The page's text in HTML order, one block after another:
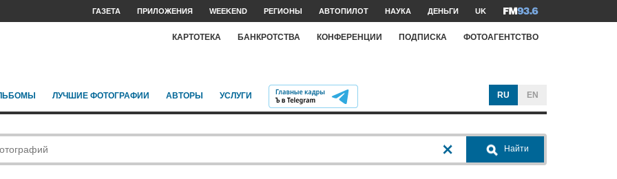
ГАЗЕТА ПРИЛОЖЕНИЯ WEEKEND РЕГИОНЫ АВТОПИЛОТ НАУКА ДЕНЬГИ UK
КАРТОТЕКА БАНКРОТСТВА КОНФЕРЕНЦИИ ПОДПИСКА ФОТОАГЕНТСТВО
ЛУЧШИЕ ФОТОГРАФИИ АВТОРЫ УСЛУГИ RU EN
Найти